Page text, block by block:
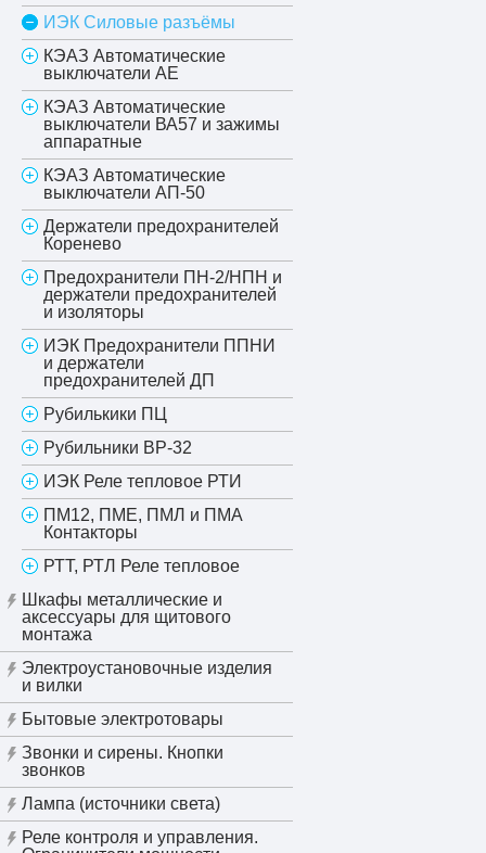
ИЭК Силовые разъёмы
КЭАЗ Автоматические
выключатели АЕ
КЭАЗ Автоматические
выключатели ВА57 и зажимы
аппаратные
КЭАЗ Автоматические
выключатели АП-50
Держатели предохранителей
Коренево
Предохранители ПН-2/НПН и
держатели предохранителей
и изоляторы
ИЭК Предохранители ППНИ
и держатели
предохранителей ДП
Рубилькики ПЦ
Рубильники ВР-32
ИЭК Реле тепловое РТИ
ПМ12, ПМЕ, ПМЛ и ПМА
Контакторы
РТТ, РТЛ Реле тепловое
Шкафы металлические и
аксессуары для щитового
монтажа
Электроустановочные изделия
и вилки
Бытовые электротовары
Звонки и сирены. Кнопки
звонков
Лампа (источники света)
Реле контроля и управления.